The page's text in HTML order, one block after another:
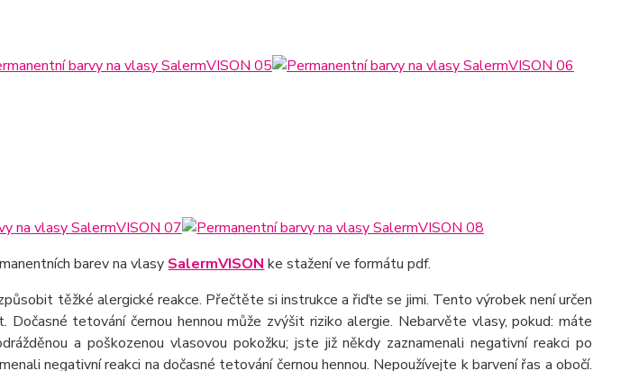
barev na vlasy SalermVISON ke stažení ve formátu pdf.
těžké alergické reakce. Přečtěte si instrukce a řiďte se jimi. Tento výrobek není určen
tetování černou hennou může zvýšit riziko alergie. Nebarvěte vlasy, pokud: máte
a poškozenou vlasovou pokožku; jste již někdy zaznamenali negativní reakci po
negativní reakci na dočasné tetování černou hennou. Nepoužívejte k barvení řas a obočí.